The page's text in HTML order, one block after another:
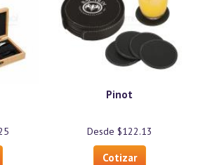
Pinot
Desde $122.13
Cotizar